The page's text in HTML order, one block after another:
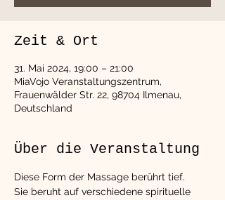
Zeit & Ort
31. Mai 2024, 19:00 – 21:00
MiaVojo Veranstaltungszentrum,
Frauenwälder Str. 22, 98704 Ilmenau,
Deutschland
Über die Veranstaltung
Diese Form der Massage berührt tief.
Sie beruht auf verschiedene spirituelle